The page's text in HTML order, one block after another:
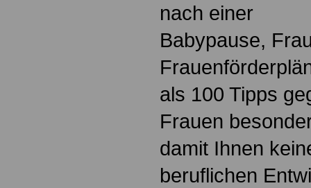
nach einer
Babypause,
als 100 Tipps
Frauen
damit Ihnen
beruflichen